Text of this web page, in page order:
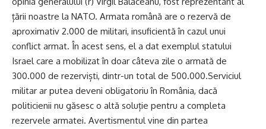
țării noastre la NATO. Armata română are o rezervă de
aproximativ 2.000 de militari, insuficientă în cazul unui
conflict armat. În acest sens, el a dat exemplul statului
Israel care a mobilizat în doar câteva zile o armată de
300.000 de rezerviști, dintr-un total de 500.000.Serviciul
militar ar putea deveni obligatoriu în România, dacă
politicienii nu găsesc o altă soluție pentru a completa
rezervele armatei. Avertismentul vine din partea